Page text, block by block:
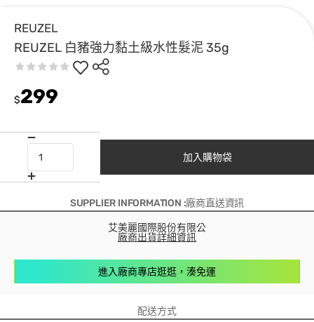
REUZEL
REUZEL 白豬強力黏土級水性髮泥 35g
$299
加入購物袋
SUPPLIER INFORMATION :廠商直送資訊
艾美麗國際股份有限公
廠商出貨詳細資訊
進入廠商專店逛逛，湊免運
配送方式